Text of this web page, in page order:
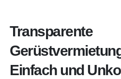
Transparente
Einfach und